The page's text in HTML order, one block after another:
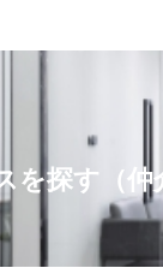
を探す（仲